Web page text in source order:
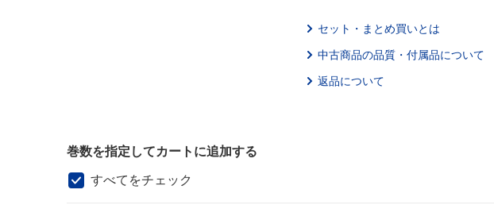
セット・まとめ買いとは
中古商品の品質・付属品について
返品について
巻数を指定してカートに追加する
すべてをチェック